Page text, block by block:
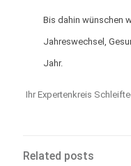
Bis dahin wünschen
Jahreswechsel,
Jahr.
Ihr Expertenkreis
Related posts